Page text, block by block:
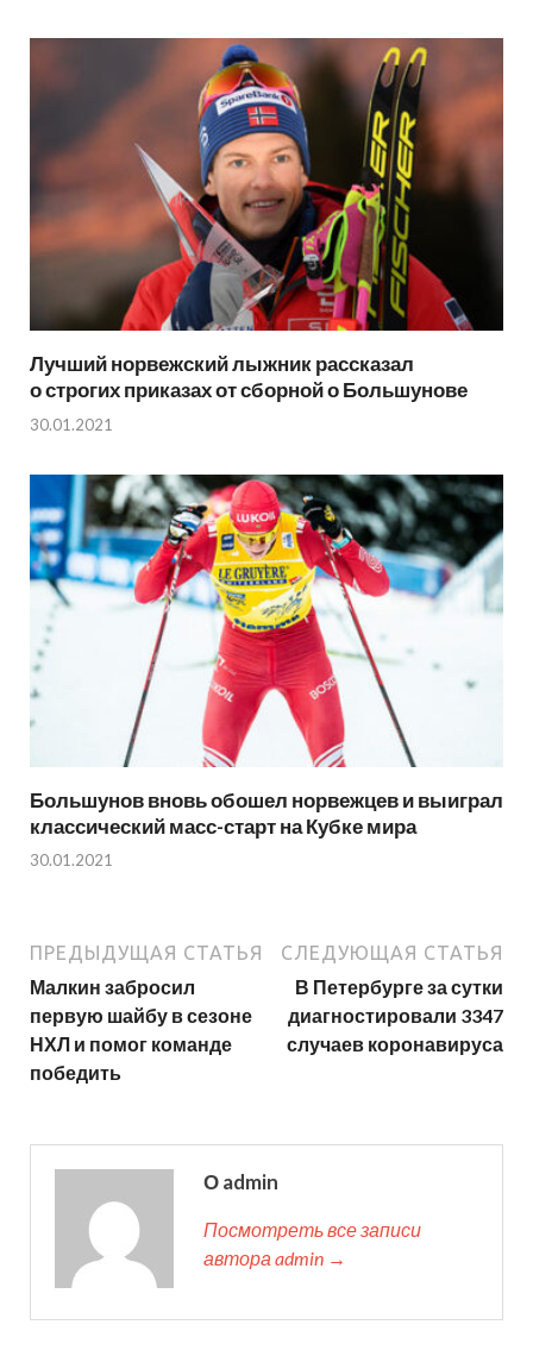
Лучший норвежский лыжник рассказал
о строгих приказах от сборной о Большунове
30.01.2021
Большунов вновь обошел норвежцев и выиграл
классический масс-старт на Кубке мира
30.01.2021
ПРЕДЫДУЩАЯ СТАТЬЯ
Малкин забросил
первую шайбу в сезоне
НХЛ и помог команде
победить
СЛЕДУЮЩАЯ СТАТЬЯ
В Петербурге за сутки
диагностировали 3347
случаев коронавируса
О admin
Посмотреть все записи
автора admin →